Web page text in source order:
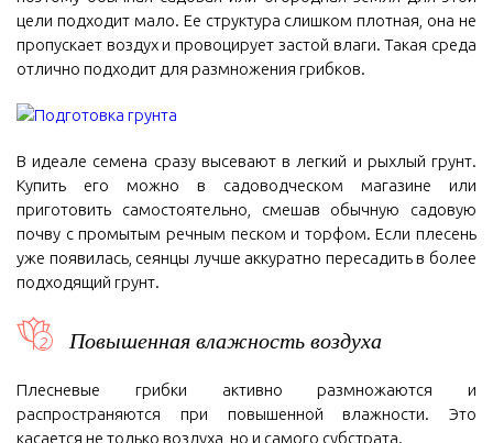
цели подходит мало. Ее структура слишком плотная, она не
пропускает воздух и провоцирует застой влаги. Такая среда
отлично подходит для размножения грибков.
В идеале семена сразу высевают в легкий и рыхлый грунт.
Купить его можно в садоводческом магазине или
приготовить самостоятельно, смешав обычную садовую
почву с промытым речным песком и торфом. Если плесень
уже появилась, сеянцы лучше аккуратно пересадить в более
подходящий грунт.
Повышенная влажность воздуха
Плесневые грибки активно размножаются и
распространяются при повышенной влажности. Это
касается не только воздуха, но и самого субстрата.